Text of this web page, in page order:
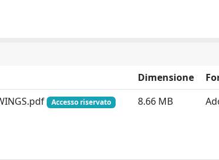
Dimensione
Accesso riservato 8.66 MB